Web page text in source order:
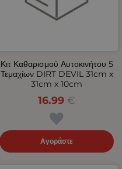
Κιτ Καθαρισμού Αυτοκινήτου 5
Τεμαχίων DIRT DEVIL 31cm x
31cm x 10cm
16.99 €
Αγοράστε